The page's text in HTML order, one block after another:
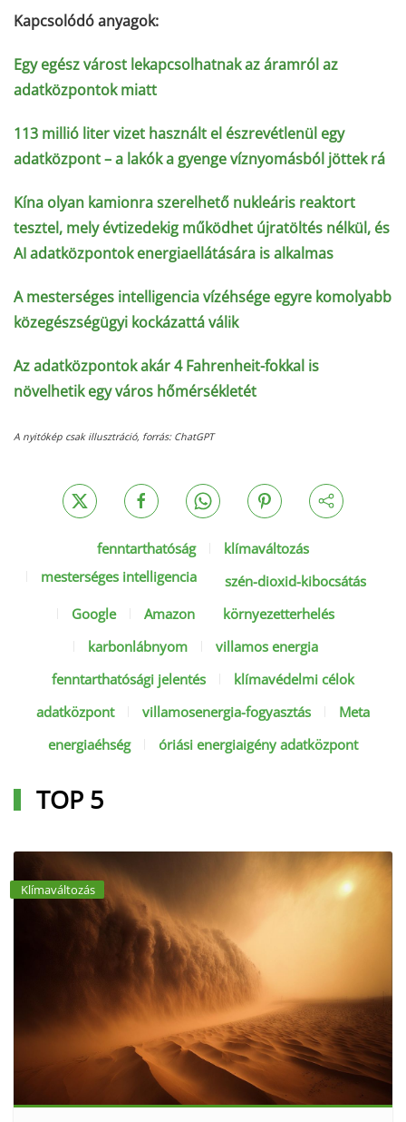
Kapcsolódó anyagok:
Egy egész várost lekapcsolhatnak az áramról az
adatközpontok miatt
113 millió liter vizet használt el észrevétlenül egy
adatközpont – a lakók a gyenge víznyomásból jöttek rá
Kína olyan kamionra szerelhető nukleáris reaktort
tesztel, mely évtizedekig működhet újratöltés nélkül, és
AI adatközpontok energiaellátására is alkalmas
A mesterséges intelligencia vízéhsége egyre komolyabb
közegészségügyi kockázattá válik
Az adatközpontok akár 4 Fahrenheit-fokkal is
növelhetik egy város hőmérsékletét
A nyitókép csak illusztráció, forrás: ChatGPT
fenntarthatóság
klímaváltozás
mesterséges intelligencia
szén-dioxid-kibocsátás
Google
Amazon
környezetterhelés
karbonlábnyom
villamos energia
fenntarthatósági jelentés
klímavédelmi célok
adatközpont
villamosenergia-fogyasztás
Meta
energiaéhség
óriási energiaigény adatközpont
TOP 5
Klímaváltozás